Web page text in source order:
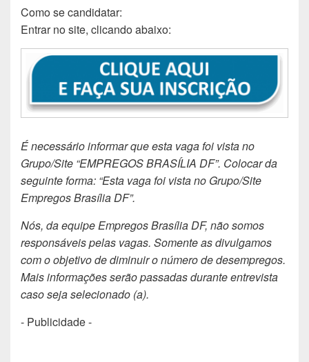
Como se candidatar:
Entrar no site, clicando abaixo:
É necessário informar que esta vaga foi vista no
Grupo/Site “EMPREGOS BRASÍLIA DF”. Colocar da
seguinte forma: “Esta vaga foi vista no Grupo/Site
Empregos Brasília DF”.
Nós, da equipe Empregos Brasília DF, não somos
responsáveis pelas vagas. Somente as divulgamos
com o objetivo de diminuir o número de desempregos.
Mais informações serão passadas durante entrevista
caso seja selecionado (a).
- Publicidade -